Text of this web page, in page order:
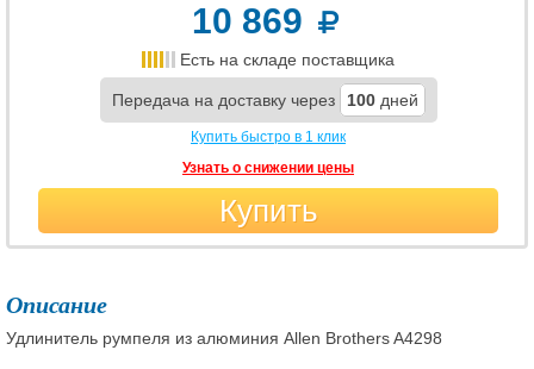
10 869
Есть на складе поставщика
Передача на доставку через 100 дней
Купить быстро в 1 клик
Узнать о снижении цены
Купить
Описание
Удлинитель румпеля из алюминия Allen Brothers A4298